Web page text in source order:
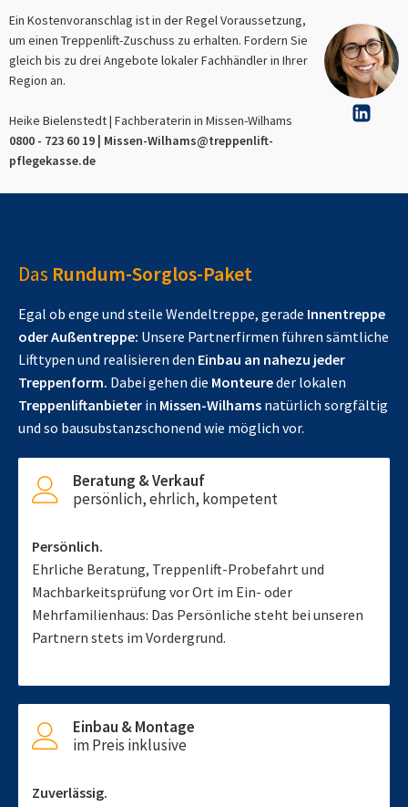
Ein Kostenvoranschlag ist in der Regel Voraussetzung,
um einen Treppenlift-Zuschuss zu erhalten. Fordern Sie
gleich bis zu drei Angebote lokaler Fachhändler in Ihrer
Region an.
Heike Bielenstedt | Fachberaterin in Missen-Wilhams
0800 - 723 60 19 | Missen-Wilhams@treppenlift-
pflegekasse.de
Das Rundum-Sorglos-Paket
Egal ob enge und steile Wendeltreppe, gerade Innentreppe
oder Außentreppe: Unsere Partnerfirmen führen sämtliche
Lifttypen und realisieren den Einbau an nahezu jeder
Treppenform. Dabei gehen die Monteureder lokalen
Treppenliftanbieter in Missen-Wilhams natürlich sorgfältig
und so bausubstanzschonend wie möglich vor.
Beratung & Verkauf
persönlich, ehrlich, kompetent
Persönlich.
Ehrliche Beratung, Treppenlift-Probefahrt und
Machbarkeitsprüfung vor Ort im Ein- oder
Mehrfamilienhaus: Das Persönliche steht bei unseren
Partnern stets im Vordergrund.
Einbau & Montage
im Preis inklusive
Zuverlässig.